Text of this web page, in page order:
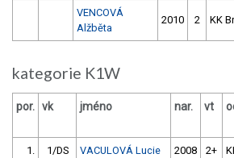
VENCOVÁ
Alžběta
2010 2 KK
kategorie K1W
por. vk jméno nar. vt
1. 1/DS VACULOVÁ Lucie 2008 2+